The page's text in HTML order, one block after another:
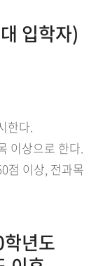
입학자)
한다.
이상으로 한다.
점 이상, 전과목
년도